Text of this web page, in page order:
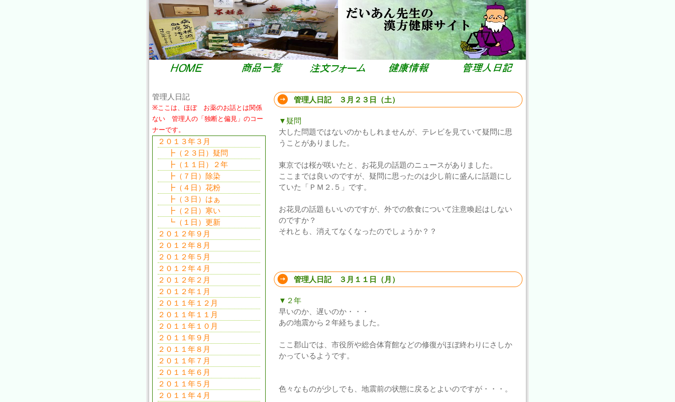
だいあん先生の健康サイト。大栄漢方薬局のＨＰへようこそ。
管理人日記 ３月２３日（土）
▼疑問
大した問題ではないのかもしれませんが、テレビを見ていて疑問に思
うことがありました。
東京では桜が咲いたと、お花見の話題のニュースがありました。
ここまでは良いのですが、疑問に思ったのは少し前に盛んに話題にし
ていた「ＰＭ２.５」です。
お花見の話題もいいのですが、外での飲食について注意喚起はしない
のですか？
それとも、消えてなくなったのでしょうか？？
管理人日記 ３月１１日（月）
▼２年
早いのか、遅いのか・・・
あの地震から２年経ちました。
ここ郡山では、市役所や総合体育館などの修復がほぼ終わりにさしか
かっているようです。
色々なものが少しでも、地震前の状態に戻るとよいのですが・・・。
管理人日記
※ここは、ほぼ お薬のお話とは関係
ない 管理人の「独断と偏見」のコー
ナーです。
２０１３年３月
┣（２３日）疑問
┣（１１日）２年
┣（７日）除染
┣（４日）花粉
┣（３日）はぁ
┣（２日）寒い
┗（１日）更新
２０１２年９月
２０１２年８月
２０１２年５月
２０１２年４月
２０１２年２月
２０１２年１月
２０１１年１２月
２０１１年１１月
２０１１年１０月
２０１１年９月
２０１１年８月
２０１１年７月
２０１１年６月
２０１１年５月
２０１１年４月